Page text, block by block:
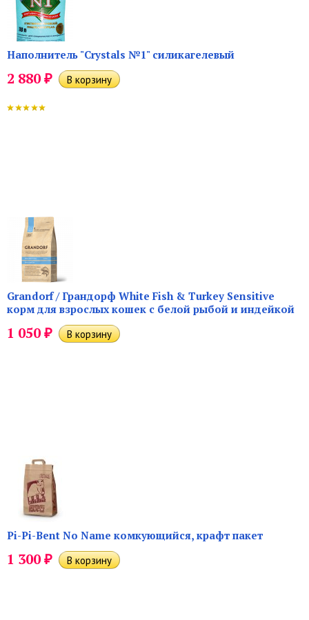
Наполнитель "Crystals №1" силикагелевый
2 880₽
Grandorf / Грандорф White Fish & Turkey Sensitive
корм для взрослых кошек с белой рыбой и индейкой
1 050₽
Pi-Pi-Bent No Name комкующийся, крафт пакет
1 300₽